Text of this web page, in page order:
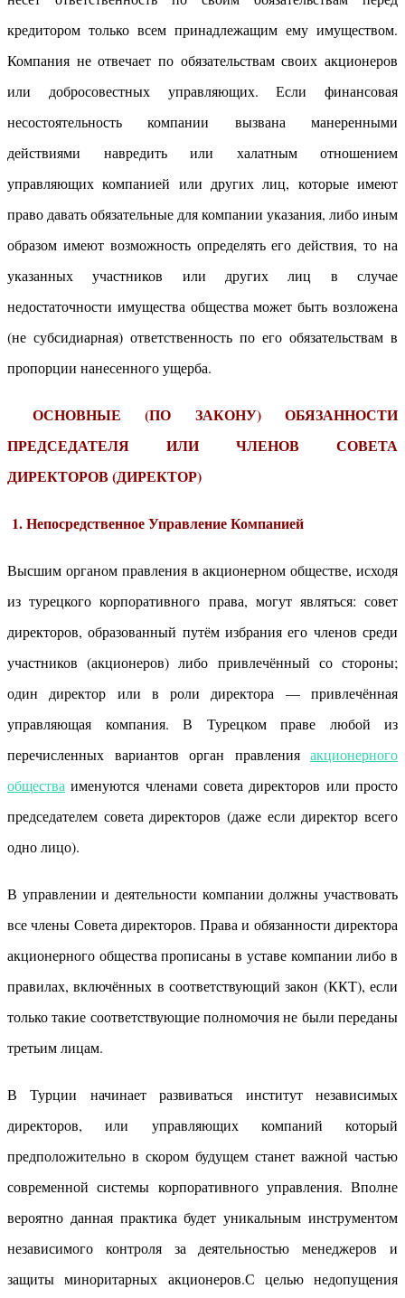
кредитором только всем принадлежащим ему имуществом.
Компания не отвечает по обязательствам своих акционеров
или добросовестных управляющих. Если финансовая
несостоятельность компании вызвана манеренными
действиями навредить или халатным отношением
управляющих компанией или других лиц, которые имеют
право давать обязательные для компании указания, либо иным
образом имеют возможность определять его действия, то на
указанных участников или других лиц в случае
недостаточности имущества общества может быть возложена
(не субсидиарная) ответственность по его обязательствам в
пропорции нанесенного ущерба.
ОСНОВНЫЕ (ПО ЗАКОНУ)
ОБЯЗАННОСТИ
ПРЕДСЕДАТЕЛЯ ИЛИЧЛЕНОВ СОВЕТА
ДИРЕКТОРОВ (ДИРЕКТОР)
1.Непосредственное Управление Компанией
Высшим органом правления в акционерном обществе, исходя
из турецкого корпоративного права, могут являться: совет
директоров, образованный путём избрания его членов среди
участников (акционеров) либо привлечённый со стороны;
один директор или в роли директора — привлечённая
управляющая компания. В Турецком праве любой из
перечисленных вариантов орган правления акционерного
общества именуются членами совета директоров или просто
председателем совета директоров (даже если директор всего
одно лицо).
В управлении и деятельности компании должны участвовать
все члены Совета директоров. Права и обязанности директора
акционерного общества прописаны в уставе компании либо в
правилах, включённых в соответствующий закон (ККТ), если
только такие соответствующие полномочия не были переданы
третьим лицам.
В Турции начинает развиваться институт независимых
директоров, или управляющих компаний который
предположительно в скором будущем станет важной частью
современной системы корпоративного управления. Вполне
вероятно данная практика будет уникальным инструментом
независимого контроля за деятельностью менеджеров и
защиты миноритарных акционеров.С целью недопущения